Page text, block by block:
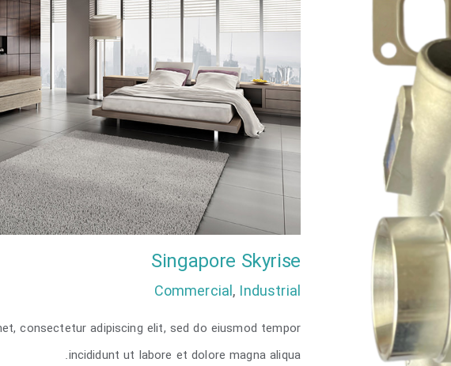
Singapore Skyrise
Commercial, Industrial
consectetur adipiscing elit, sed do eiusmod tempor
incididunt ut labore et dolore magna aliqua.